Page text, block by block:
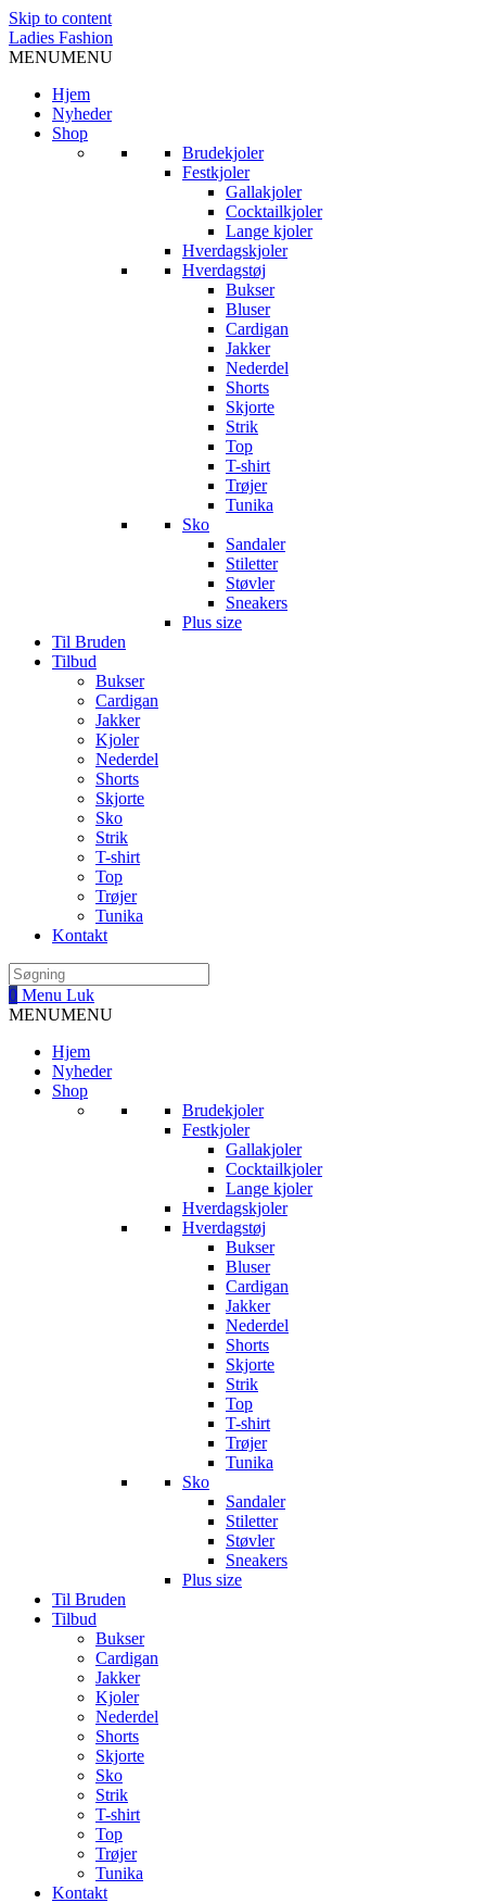
Skip to content
Ladies Fashion
MENUMENU
Hjem
Nyheder
Shop
Brudekjoler
Festkjoler
Gallakjoler
Cocktailkjoler
Lange kjoler
Hverdagskjoler
Hverdagstøj
Bukser
Bluser
Cardigan
Jakker
Nederdel
Shorts
Skjorte
Strik
Top
T-shirt
Trøjer
Tunika
Sko
Sandaler
Stiletter
Støvler
Sneakers
Plus size
Til Bruden
Tilbud
Bukser
Cardigan
Jakker
Kjoler
Nederdel
Shorts
Skjorte
Sko
Strik
T-shirt
Top
Trøjer
Tunika
Kontakt
0 Menu Luk
MENUMENU
Hjem
Nyheder
Shop
Brudekjoler
Festkjoler
Gallakjoler
Cocktailkjoler
Lange kjoler
Hverdagskjoler
Hverdagstøj
Bukser
Bluser
Cardigan
Jakker
Nederdel
Shorts
Skjorte
Strik
Top
T-shirt
Trøjer
Tunika
Sko
Sandaler
Stiletter
Støvler
Sneakers
Plus size
Til Bruden
Tilbud
Bukser
Cardigan
Jakker
Kjoler
Nederdel
Shorts
Skjorte
Sko
Strik
T-shirt
Top
Trøjer
Tunika
Kontakt